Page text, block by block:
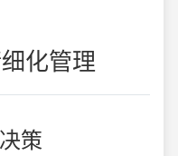
化管理
策